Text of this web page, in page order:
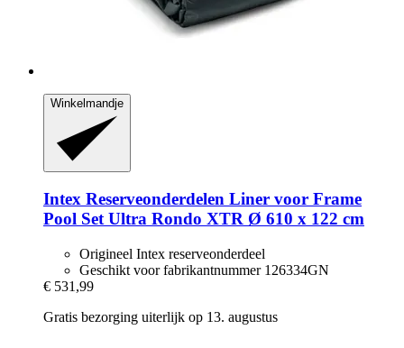
Winkelmandje
Intex Reserveonderdelen Liner voor Frame
Pool Set Ultra Rondo XTR Ø 610 x 122 cm
Origineel Intex reserveonderdeel
Geschikt voor fabrikantnummer 126334GN
€ 531,99
Gratis bezorging uiterlijk op 13. augustus